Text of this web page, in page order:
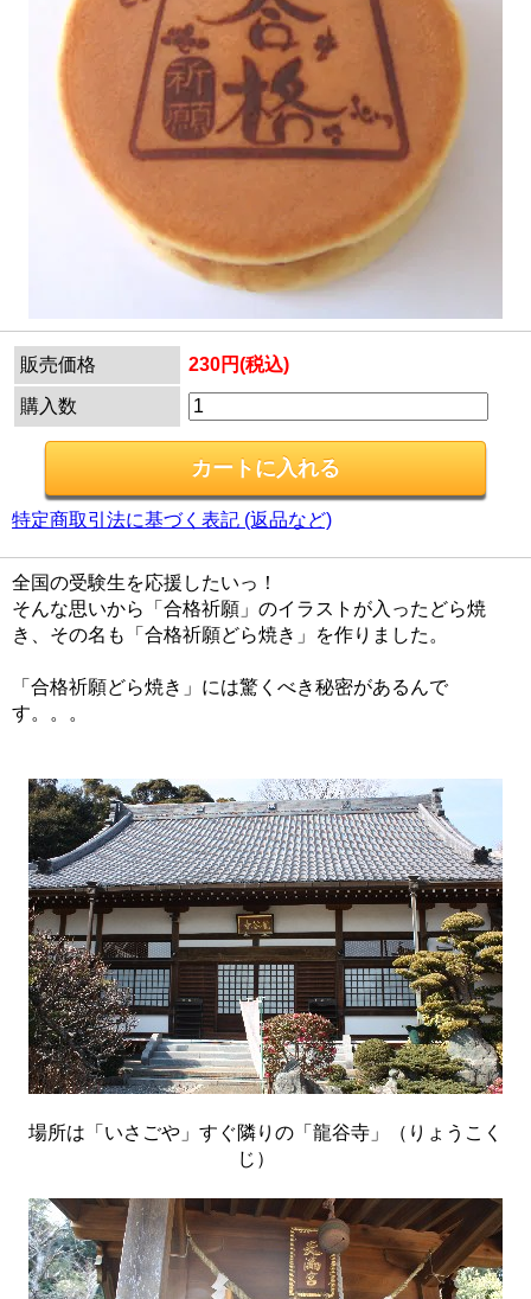
販売価格 230円(税込)
購入数
特定商取引法に基づく表記 (返品など)
全国の受験生を応援したいっ！
そんな思いから「合格祈願」のイラストが入ったどら焼
き、その名も「合格祈願どら焼き」を作りました。
「合格祈願どら焼き」には驚くべき秘密があるんで
す。。。
場所は「いさごや」すぐ隣りの「龍谷寺」（りょうこく
じ）